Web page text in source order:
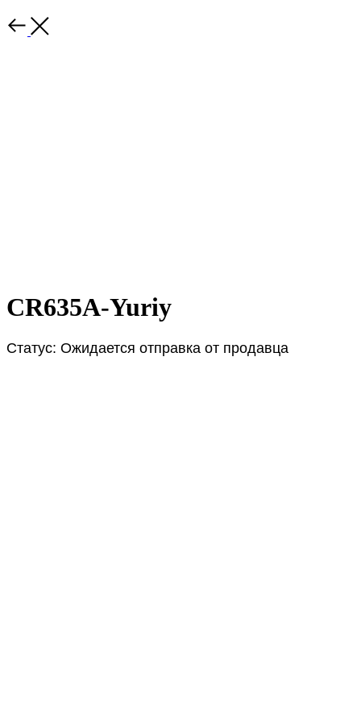
CR635A-Yuriy
Статус: Ожидается отправка от продавца